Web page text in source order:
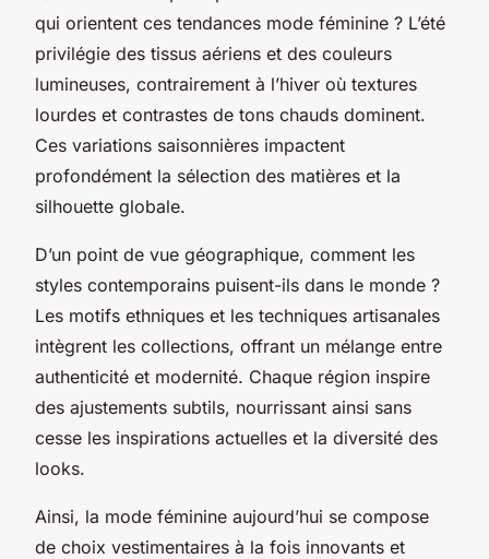
qui orientent ces tendances mode féminine ? L’été
privilégie des tissus aériens et des couleurs
lumineuses, contrairement à l’hiver où textures
lourdes et contrastes de tons chauds dominent.
Ces variations saisonnières impactent
profondément la sélection des matières et la
silhouette globale.
D’un point de vue géographique, comment les
styles contemporains puisent-ils dans le monde ?
Les motifs ethniques et les techniques artisanales
intègrent les collections, offrant un mélange entre
authenticité et modernité. Chaque région inspire
des ajustements subtils, nourrissant ainsi sans
cesse les inspirations actuelles et la diversité des
looks.
Ainsi, la mode féminine aujourd’hui se compose
de choix vestimentaires à la fois innovants et